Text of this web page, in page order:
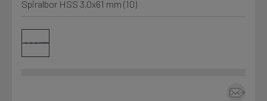
Annet
Prislister
Firmainformasjon
Spiralbor HSS 3,0x61 mm (10)